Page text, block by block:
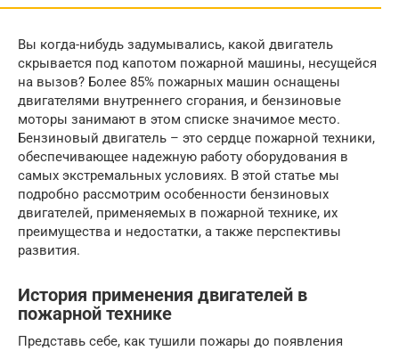
Вы когда-нибудь задумывались, какой двигатель
скрывается под капотом пожарной машины, несущейся
на вызов? Более 85% пожарных машин оснащены
двигателями внутреннего сгорания, и бензиновые
моторы занимают в этом списке значимое место.
Бензиновый двигатель – это сердце пожарной техники,
обеспечивающее надежную работу оборудования в
самых экстремальных условиях. В этой статье мы
подробно рассмотрим особенности бензиновых
двигателей, применяемых в пожарной технике, их
преимущества и недостатки, а также перспективы
развития.
История применения двигателей в
пожарной технике
Представь себе, как тушили пожары до появления